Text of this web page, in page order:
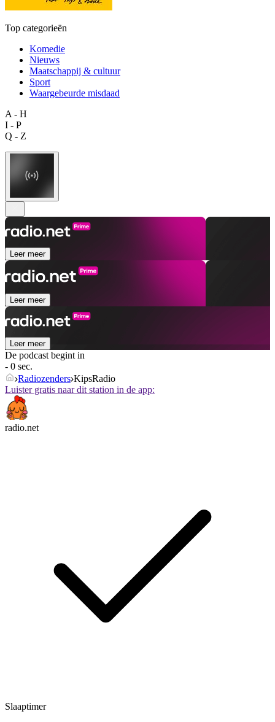
Top categorieën
Komedie
Nieuws
Maatschappij & cultuur
Sport
Waargebeurde misdaad
A - H
I - P
Q - Z
Leer meer
Leer meer
Leer meer
De podcast begint in
- 0 sec.
Radiozenders KipsRadio
Luister gratis naar dit station in de app:
radio.net
Slaaptimer